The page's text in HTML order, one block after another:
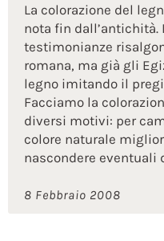
La colorazione del
nota fin dall’antichità.
testimonianze
romana, ma già gli
legno imitando il
Facciamo la
diversi motivi: per
colore naturale
nascondere eventuali
8 Febbraio 2008